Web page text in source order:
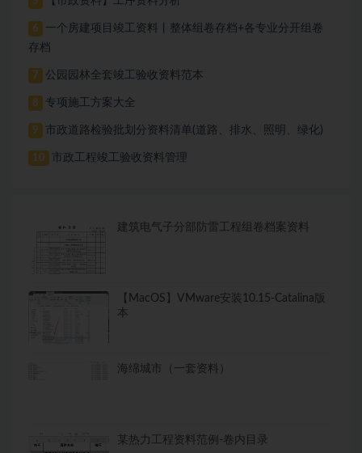
6
一个房建项目竣工资料丨整体组卷存档+各专业分开组卷
存档
7 公园园林全套竣工验收资料范本
8 专项施工方案大全
9 市政道路检验批划分资料清单(道路、排水、照明、绿化)
10 市政工程竣工验收资料管理
建筑电气子分部防雷工程组卷档案资料
【MacOS】VMware安装10.15-Catalina版
本
海绵城市（一套资料）
某热力工程资料范例-卷内目录